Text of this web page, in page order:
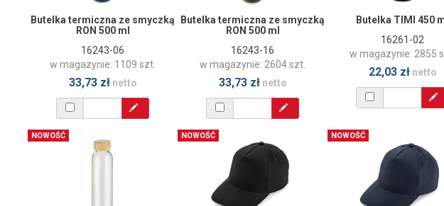
Butelka termiczna ze smyczką
RON 500 ml
16243-06
w magazynie: 1109 szt.
33,73 złnetto
Butelka termiczna ze smyczką
RON 500 ml
16243-16
w magazynie: 2604 szt.
33,73 złnetto
Butelka TIMI 450
16261-02
w magazynie: 2855
22,03 złnetto
NOWOŚĆ NOWOŚĆ NOWOŚĆ